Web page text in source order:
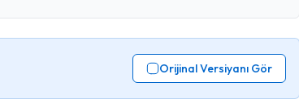
Orijinal Versiyanı Gör